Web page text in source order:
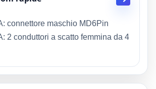
connettore maschio MD6Pin
2 conduttori a scatto femmina da 4